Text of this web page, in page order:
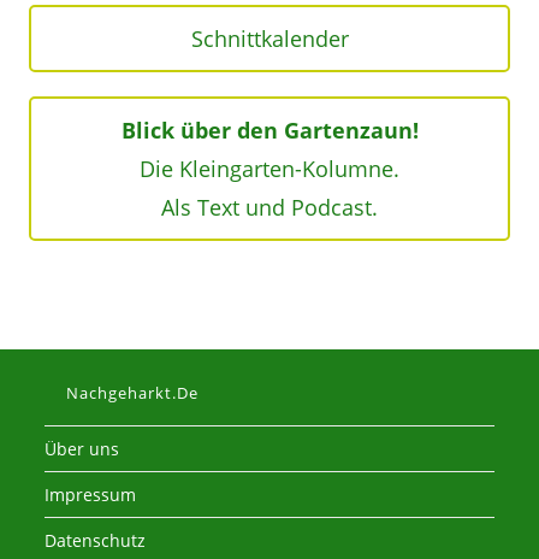
Schnittkalender
Blick über den Gartenzaun!
Die Kleingarten-Kolumne.
Als Text und Podcast.
Nachgeharkt.de
Über uns
Impressum
Datenschutz